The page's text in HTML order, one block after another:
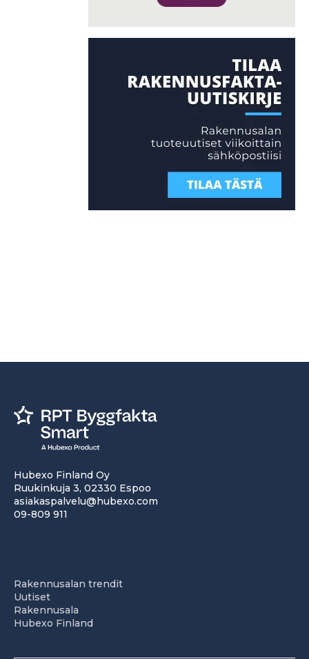
Hubexo Finland Oy
Ruukinkuja 3, 02330 Espoo
asiakaspalvelu@hubexo.com
09-809 911
Rakennusalan trendit
Uutiset
Rakennusala
Hubexo Finland